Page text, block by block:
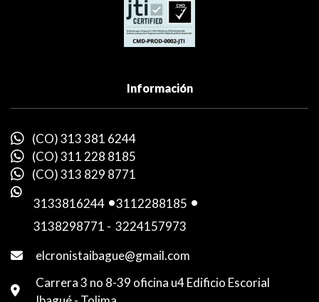
Información
(CO) 313 381 6244
(CO) 311 228 8185
(CO) 313 829 8771
3133816244 -3112288185 -
3138298771 - 3224157973
elcronistaibague@gmail.com
Carrera 3 no 8-39 oficina u4 Edificio Escorial